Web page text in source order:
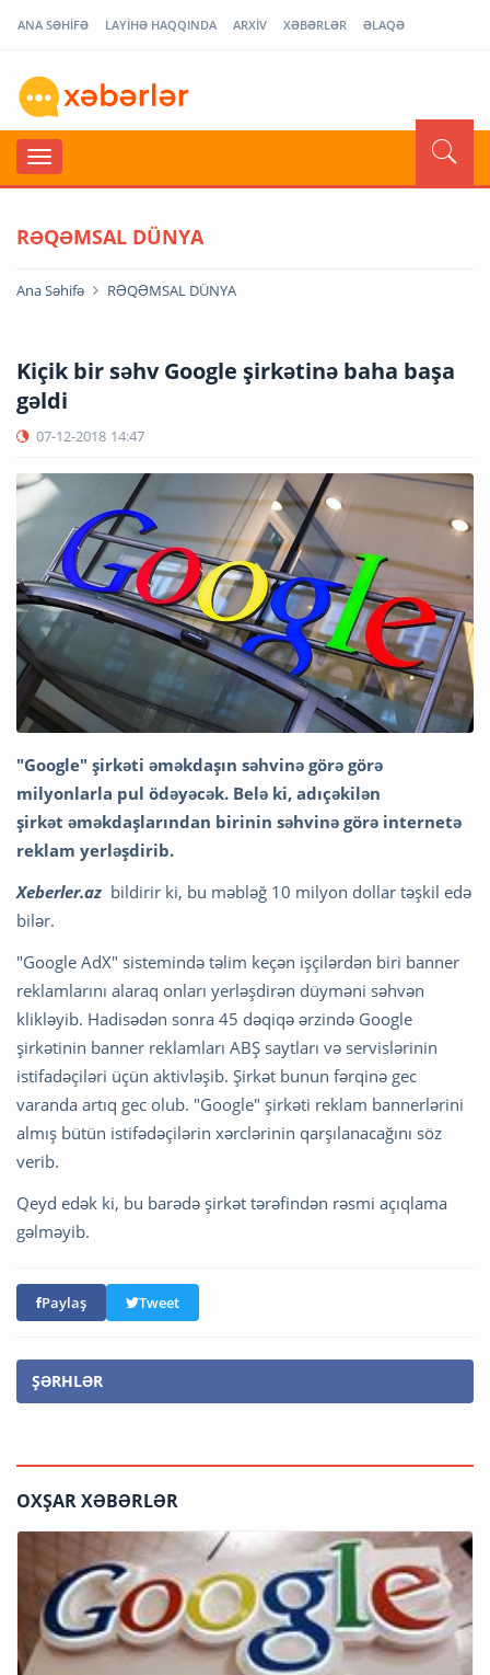
ANA SƏHİFƏ LAYİHƏ HAQQINDA ARXİV XƏBƏRLƏR ƏLAQƏ
RƏQƏMSAL DÜNYA
Ana Səhifə RƏQƏMSAL DÜNYA
Kiçik bir səhv Google şirkətinə baha başa
gəldi
07-12-2018 14:47
"Google" şirkəti əməkdaşın səhvinə görə görə
milyonlarla pul ödəyəcək. Belə ki, adıçəkilən
şirkət əməkdaşlarından birinin səhvinə görə internetə
reklam yerləşdirib.
Xeberler.az bildirir ki, bu məbləğ 10 milyon dollar təşkil edə
bilər.
"Google AdX" sistemində təlim keçən işçilərdən biri banner
reklamlarını alaraq onları yerləşdirən düyməni səhvən
klikləyib. Hadisədən sonra 45 dəqiqə ərzində Google
şirkətinin banner reklamları ABŞ saytları və servislərinin
istifadəçiləri üçün aktivləşib. Şirkət bunun fərqinə gec
varanda artıq gec olub. "Google" şirkəti reklam bannerlərini
almış bütün istifədəçilərin xərclərinin qarşılanacağını söz
verib.
Qeyd edək ki, bu barədə şirkət tərəfindən rəsmi açıqlama
gəlməyib.
Paylaş Tweet
ŞƏRHLƏR
OXŞAR XƏBƏRLƏR